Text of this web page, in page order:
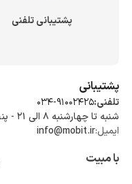
پشتیبانی تلفنی
پشتیبانی
تلفنی:034-91002425
شنبه تا چهارشنبه ۸ الی ۲۱ - پنجشنبه 8 الی ۲۰:۳۰
ایمیل:info@mobit.ir
با مبیت